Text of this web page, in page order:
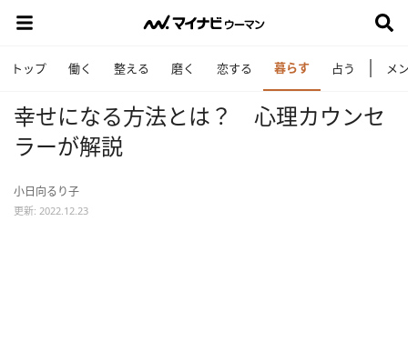
トップ 働く 整える 磨く 恋する 暮らす 占う メ
幸せになる方法とは？ 心理カウンセ
ラーが解説
小日向るり子
更新: 2022.12.23